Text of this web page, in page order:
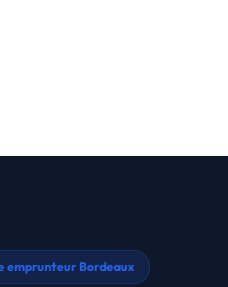
emprunteur Bordeaux